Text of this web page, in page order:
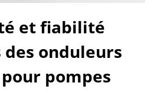
et fiabilité
des onduleurs
pompes